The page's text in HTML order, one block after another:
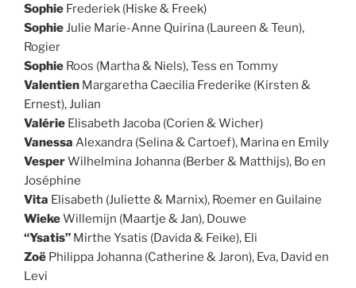
Sophie Frederiek (Hiske & Freek)
SophieJulie Marie-Anne Quirina (Laureen & Teun),
Rogier
Sophie Roos (Martha & Niels), Tess en Tommy
Valentien Margaretha Caecilia Frederike (Kirsten &
Ernest), Julian
Valérie Elisabeth Jacoba (Corien & Wicher)
Vanessa Alexandra (Selina & Cartoef), Marina en Emily
VesperWilhelmina Johanna (Berber & Matthijs), Bo en
Joséphine
Vita Elisabeth (Juliette & Marnix), Roemer en Guilaine
WiekeWillemijn (Maartje & Jan), Douwe
“Ysatis” Mirthe Ysatis (Davida & Feike), Eli
Zoë Philippa Johanna (Catherine & Jaron), Eva, David en
Levi